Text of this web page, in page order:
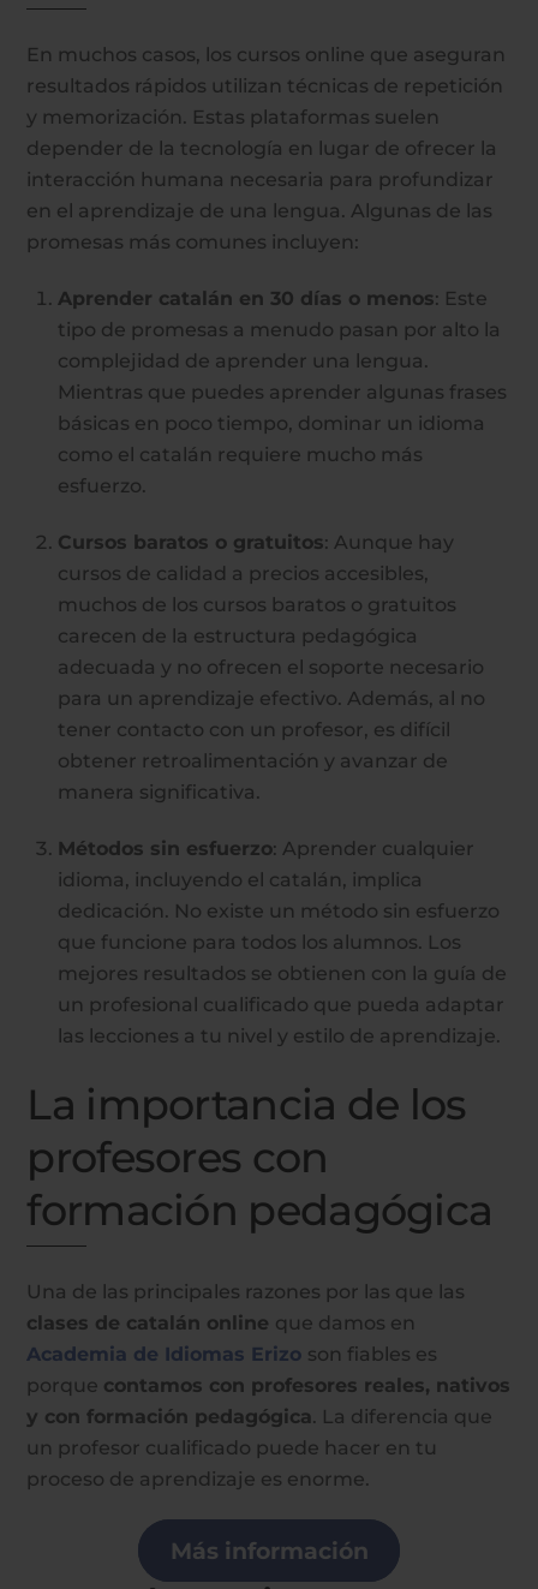
En muchos casos, los cursos online que aseguran
resultados rápidos utilizan técnicas de repetición
y memorización. Estas plataformas suelen
depender de la tecnología en lugar de ofrecer la
interacción humana necesaria para profundizar
en el aprendizaje de una lengua. Algunas de las
promesas más comunes incluyen:
Aprender catalán en 30 días o menos: Este
tipo de promesas a menudo pasan por alto la
complejidad de aprender una lengua.
Mientras que puedes aprender algunas frases
básicas en poco tiempo, dominar un idioma
como el catalán requiere mucho más
esfuerzo.
Cursos baratos o gratuitos: Aunque hay
cursos de calidad a precios accesibles,
muchos de los cursos baratos o gratuitos
carecen de la estructura pedagógica
adecuada y no ofrecen el soporte necesario
para un aprendizaje efectivo. Además, al no
tener contacto con un profesor, es difícil
obtener retroalimentación y avanzar de
manera significativa.
Métodos sin esfuerzo: Aprender cualquier
idioma, incluyendo el catalán, implica
dedicación. No existe un método sin esfuerzo
que funcione para todos los alumnos. Los
mejores resultados se obtienen con la guía de
un profesional cualificado que pueda adaptar
las lecciones a tu nivel y estilo de aprendizaje.
La importancia de los
profesores con
formación pedagógica
Una de las principales razones por las que las
clases de catalán online que damos en
Academia de Idiomas Erizo son fiables es
porque contamos con profesores reales, nativos
y con formación pedagógica. La diferencia que
un profesor cualificado puede hacer en tu
proceso de aprendizaje es enorme.
Más información